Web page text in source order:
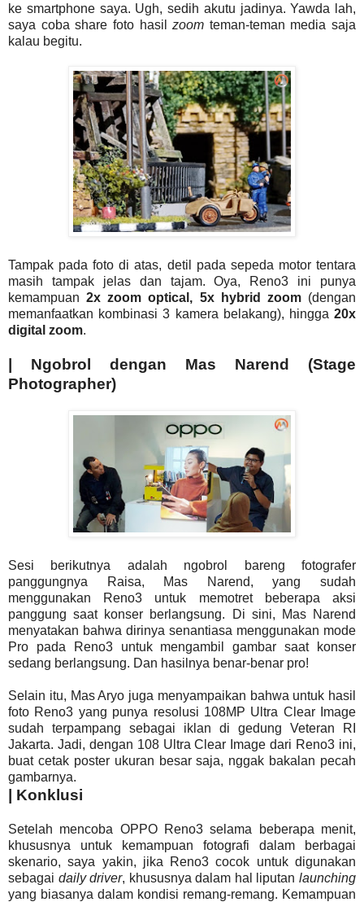
ke smartphone saya. Ugh, sedih akutu jadinya. Yawda lah,
saya coba share foto hasilzoom teman-teman media saja
kalau begitu.
Tampak pada foto di atas, detil pada sepeda motor tentara
masih tampak jelas dan tajam. Oya, Reno3 ini punya
kemampuan2x zoom optical, 5x hybrid zoom(dengan
memanfaatkan kombinasi 3 kamera belakang), hingga 20x
digital zoom.
| Ngobrol dengan Mas Narend (Stage
Photographer)
Sesi berikutnya adalah ngobrol bareng fotografer
panggungnya Raisa, Mas Narend, yang sudah
menggunakan Reno3 untuk memotret beberapa aksi
panggung saat konser berlangsung. Di sini, Mas Narend
menyatakan bahwa dirinya senantiasa menggunakan mode
Pro pada Reno3 untuk mengambil gambar saat konser
sedang berlangsung. Dan hasilnya benar-benar pro!
Selain itu, Mas Aryo juga menyampaikan bahwa untuk hasil
foto Reno3 yang punya resolusi 108MP Ultra Clear Image
sudah terpampang sebagai iklan di gedung Veteran RI
Jakarta. Jadi, dengan 108 Ultra Clear Image dari Reno3 ini,
buat cetak poster ukuran besar saja, nggak bakalan pecah
gambarnya.
| Konklusi
Setelah mencoba OPPO Reno3 selama beberapa menit,
khususnya untuk kemampuan fotografi dalam berbagai
skenario, saya yakin, jika Reno3 cocok untuk digunakan
sebagai daily driver, khususnya dalam hal liputanlaunching
yang biasanya dalam kondisi remang-remang. Kemampuan